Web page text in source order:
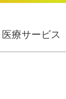
医療サービス